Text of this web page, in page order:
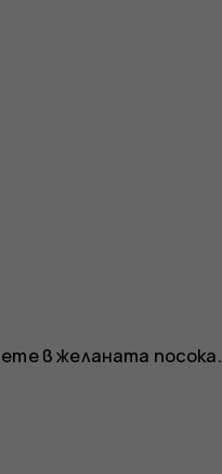
в желаната посока.